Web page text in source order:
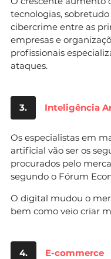
tecnologias,
cibercrime entre as
empresas e
profissionais
ataques.
3. Inteligência
Os especialistas em
artificial vão ser os
procurados pelo
segundo o Fórum
O digital mudou o
bem como veio criar
4. E-commerce